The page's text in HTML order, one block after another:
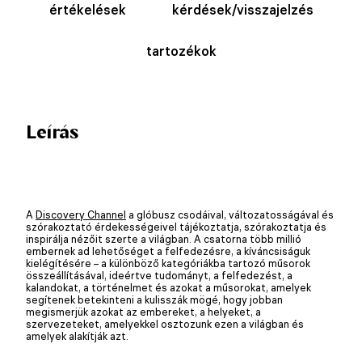
értékelések kérdések/visszajelzés
tartozékok
Leírás
ADiscovery Channel a glóbusz csodáival, változatosságával és
szórakoztató érdekességeivel tájékoztatja, szórakoztatja és
inspirálja nézőit szerte a világban. A csatorna több millió
embernek ad lehetőséget a felfedezésre, a kíváncsiságuk
kielégítésére – a különböző kategóriákba tartozó műsorok
összeállításával, ideértve tudományt, a felfedezést, a
kalandokat, a történelmet és azokat a műsorokat, amelyek
segítenek betekinteni a kulisszák mögé, hogy jobban
megismerjük azokat az embereket, a helyeket, a
szervezeteket, amelyekkel osztozunk ezen a világban és
amelyek alakítják azt.